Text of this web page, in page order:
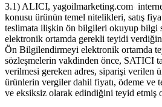
3.1) ALICI, yagoilmarketing.com
konusu ürünün temel nitelikleri, satış
teslimata ilişkin ön bilgileri okuyup bilgi
elektronik ortamda gerekli teyidi
Ön Bilgilendirmeyi elektronik ortamda
sözleşmelerin vakdinden önce, SATICI
verilmesi gereken adres, siparişi verilen
ürünlerin vergiler dahil fiyatı, ödeme ve
ve eksiksiz olarak edindiğini teyid etmiş